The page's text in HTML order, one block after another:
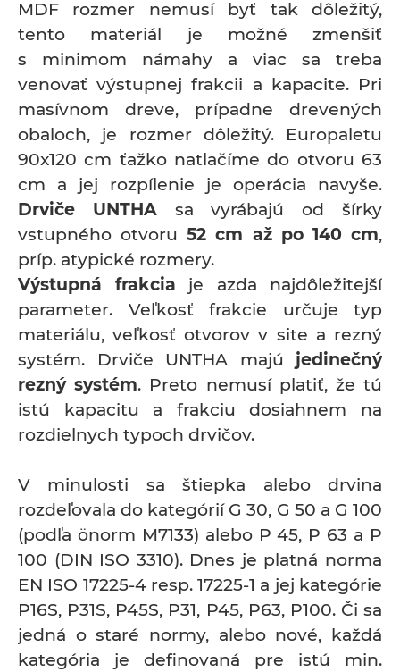
MDF rozmer nemusí byť tak dôležitý,
tento materiál je možné zmenšiť
s minimom námahy a viac sa treba
venovať výstupnej frakcii a kapacite. Pri
masívnom dreve, prípadne drevených
obaloch, je rozmer dôležitý. Europaletu
90x120 cm ťažko natlačíme do otvoru 63
cm a jej rozpílenie je operácia navyše.
Drviče UNTHAsa vyrábajú od šírky
vstupného otvoru52 cm až po 140 cm,
príp. atypické rozmery.
Výstupná frakcia je azda najdôležitejší
parameter. Veľkosť frakcie určuje typ
materiálu, veľkosť otvorov v site a rezný
systém. Drviče UNTHA majú jedinečný
rezný systém. Preto nemusí platiť, že tú
istú kapacitu a frakciu dosiahnem na
rozdielnych typoch drvičov.
V minulosti sa štiepka alebo drvina
rozdeľovala do kategórií G 30, G 50 a G 100
(podľa önorm M7133) alebo P 45, P 63 a P
100 (DIN ISO 3310). Dnes je platná norma
EN ISO 17225-4 resp. 17225-1 a jej kategórie
P16S, P31S, P45S, P31, P45, P63, P100. Či sa
jedná o staré normy, alebo nové, každá
kategória je definovaná pre istú min.